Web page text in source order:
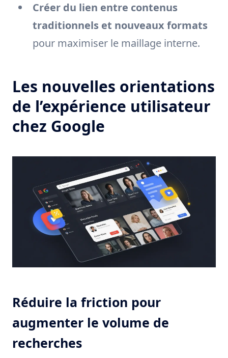
Créer du lien entre contenus
traditionnels et nouveaux formats
pour maximiser le maillage interne.
Les nouvelles orientations
de l’expérience utilisateur
chez Google
Réduire la friction pour
augmenter le volume de
recherches